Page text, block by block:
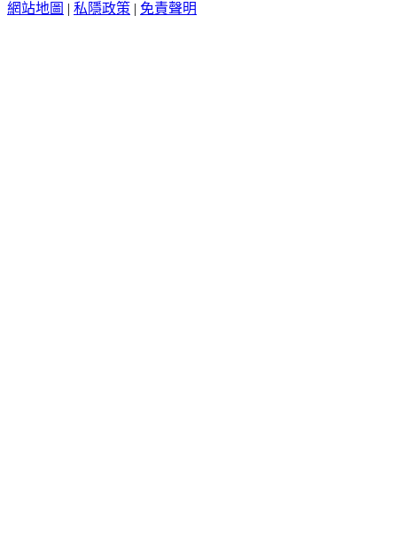
網站地圖 | 私隱政策 | 免責聲明